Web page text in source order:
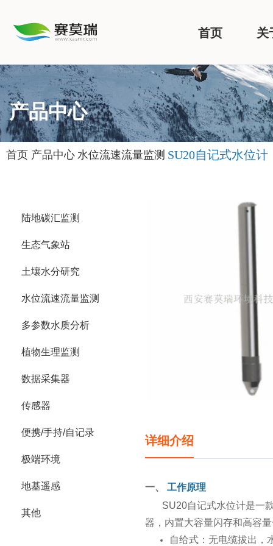
首页 关
产品中心
首页 产品中心 水位流速流量监测 SU20自记式水位计
陆地碳汇监测
生态气象站
土壤水分研究
水位流速流量监测
多参数水质分析
植物生理监测
数据采集器
传感器
便携/手持/自记录
极端环境
地基遥感
其他
详细介绍
一、工作原理
SU20自记式水位计是一
器，内置大容量闪存和高容
自给式：无电缆拔出，